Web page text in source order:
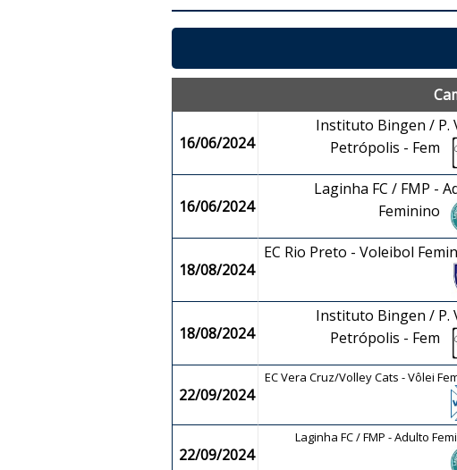
16/06/2024
Instituto Bingen / P.
Petrópolis - Fem
16/06/2024
Laginha FC / FMP -
Feminino
18/08/2024
EC Rio Preto - Voleibol
18/08/2024
Instituto Bingen / P.
Petrópolis - Fem
22/09/2024
EC Vera Cruz/Volley Cats - Vôlei
22/09/2024
Laginha FC / FMP - Adulto